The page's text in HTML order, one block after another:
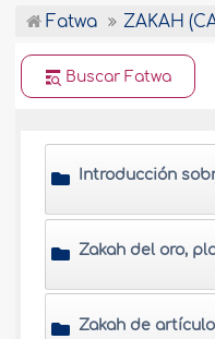
Fatwa ZAKAH
Buscar Fatwa
Introducción